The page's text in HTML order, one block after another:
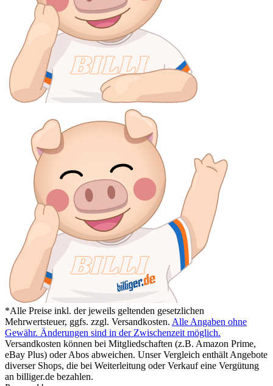
*Alle Preise inkl. der jeweils geltenden gesetzlichen
Mehrwertsteuer, ggfs. zzgl. Versandkosten. Alle Angaben ohne
Gewähr. Änderungen sind in der Zwischenzeit möglich.
Versandkosten können bei Mitgliedschaften (z.B. Amazon Prime,
eBay Plus) oder Abos abweichen. Unser Vergleich enthält Angebote
diverser Shops, die bei Weiterleitung oder Verkauf eine Vergütung
an billiger.de bezahlen.